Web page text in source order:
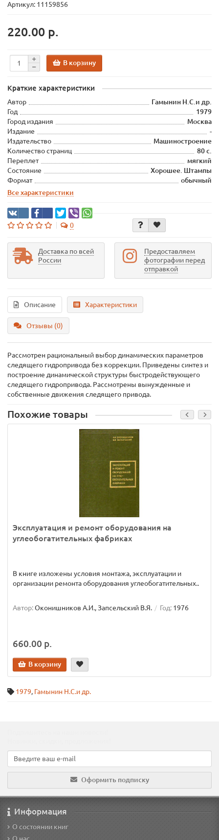
Артикул: 11159856
220.00 р.
В корзину
Краткие характеристики
Автор
Гамынин Н.С.и др.
Год
1979
Город издания
Москва
Издание
-
Издательство
Машиностроение
Количество страниц
80 с.
Переплет
мягкий
Состояние
Хорошее. Штампы
Формат
обычный
Все характеристики
0
Доставка по всей
России
Предоставляем
фотографии перед
отправкой
Описание Характеристики
Отзывы (0)
Рассмотрен рациональный выбор динамических параметров
следящего гидропривода без коррекции. Приведены синтез и
построение динамической структуры быстродействующего
следящего гидропривода. Рассмотрены вынужденные и
собственные движения следящего привода.
Похожие товары
Эксплуатация и ремонт оборудования на
углеобогатительных фабриках
В книге изложены условия монтажа, эксплуатации и
организации ремонта оборудования углеобогатительных..
Автор:Оконишников А.И., Запсельский В.Я. Год: 1976
660.00 р.
В корзину
1979, Гамынин Н.С.и др.
Оформить подписку
Информация
О состоянии книг